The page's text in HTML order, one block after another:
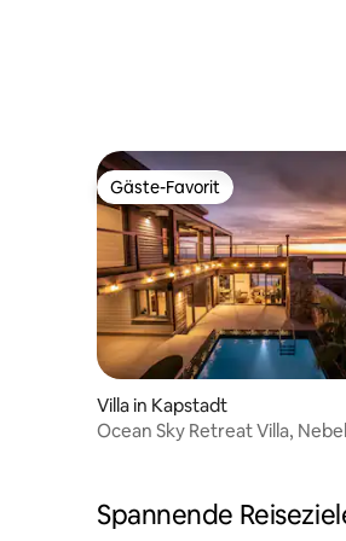
Gäste-Favorit
Gäste-Favorit
Villa in Kapstadt
Ocean Sky Retreat Villa,
Spannende